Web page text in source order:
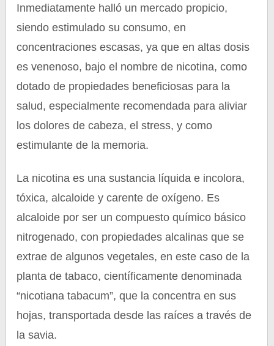
Inmediatamente halló un mercado propicio,
siendo estimulado su consumo, en
concentraciones escasas, ya que en altas dosis
es venenoso, bajo el nombre de nicotina, como
dotado de propiedades beneficiosas para la
salud, especialmente recomendada para aliviar
los dolores de cabeza, el stress, y como
estimulante de la memoria.
La nicotina es una sustancia líquida e incolora,
tóxica, alcaloide y carente de oxígeno. Es
alcaloide por ser un compuesto químico básico
nitrogenado, con propiedades alcalinas que se
extrae de algunos vegetales, en este caso de la
planta de tabaco, científicamente denominada
“nicotiana tabacum”, que la concentra en sus
hojas, transportada desde las raíces a través de
la savia.